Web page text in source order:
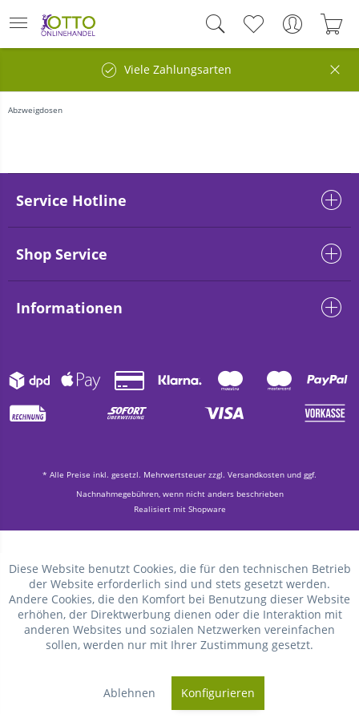
Viele Zahlungsarten
Abzweigdosen
Service Hotline
Shop Service
Informationen
* Alle Preise inkl. gesetzl. Mehrwertsteuer zzgl. Versandkosten und ggf.
Nachnahmegebühren, wenn nicht anders beschrieben
Realisiert mit Shopware
Diese Website benutzt Cookies, die für den technischen Betrieb
der Website erforderlich sind und stets gesetzt werden.
Andere Cookies, die den Komfort bei Benutzung dieser Website
erhöhen, der Direktwerbung dienen oder die Interaktion mit
anderen Websites und sozialen Netzwerken vereinfachen
sollen, werden nur mit Ihrer Zustimmung gesetzt.
Ablehnen Konfigurieren